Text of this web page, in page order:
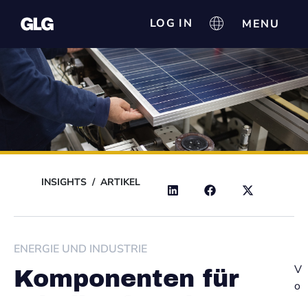
LOG IN
INSIGHTS / ARTIKEL
ENERGIE UND INDUSTRIE
Komponenten für
V
o